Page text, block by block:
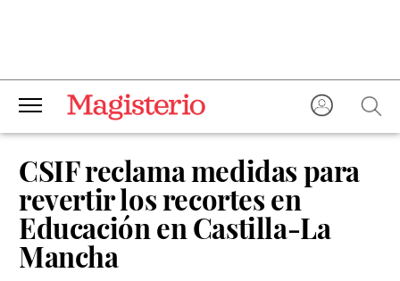
CSIF reclama medidas para
revertir los recortes en
Educación en Castilla-La
Mancha